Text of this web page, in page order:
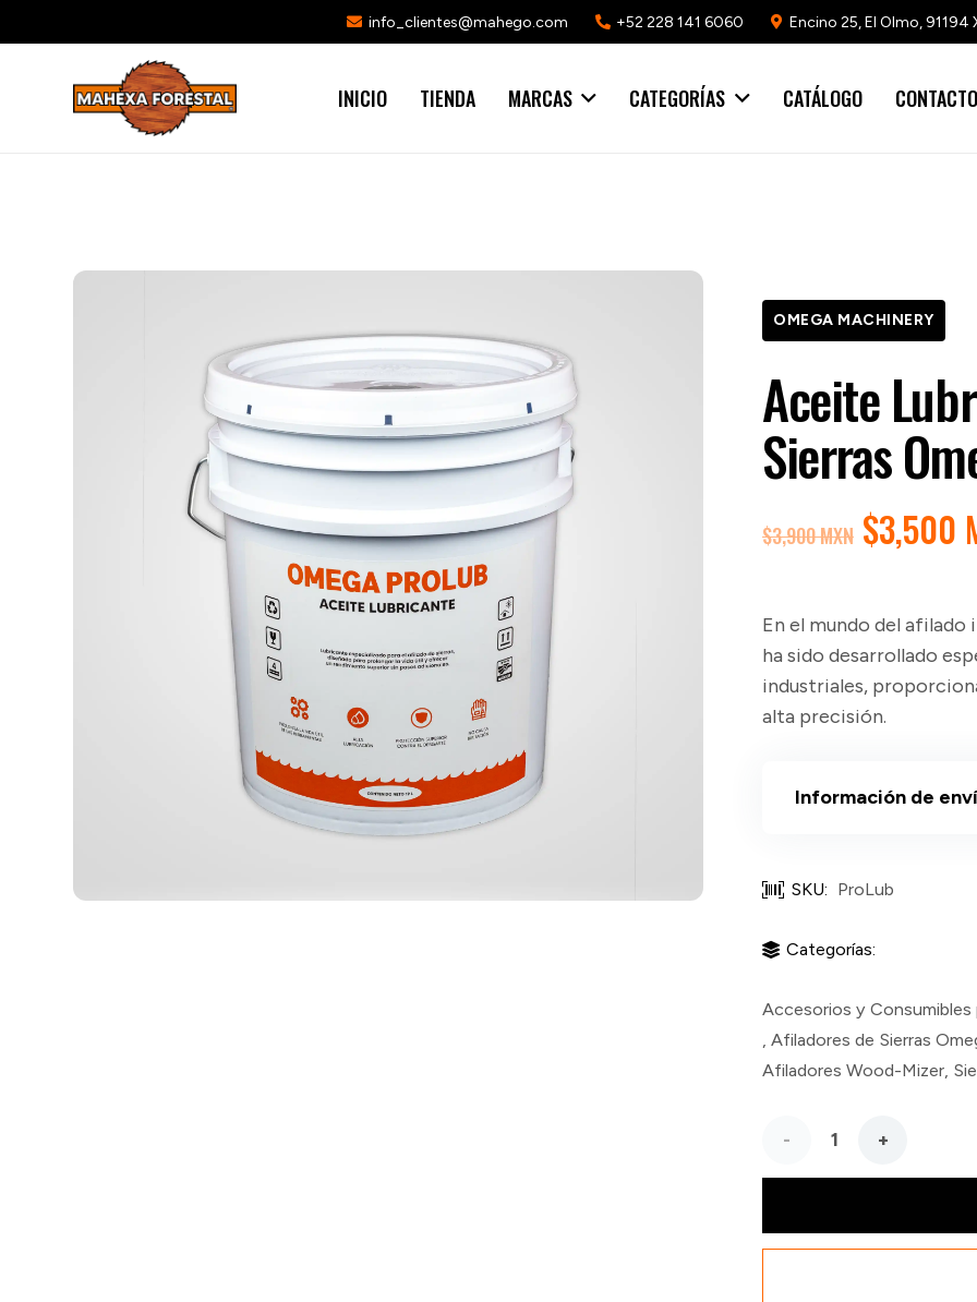
info_clientes@mahego.com +52 228 141 6060 Encino 25, El Olmo, 91194
INICIO TIENDA MARCAS CATEGORÍAS CATÁLOGO CONTACTO
OMEGA MACHINERY
Aceite
Sierras
$3,900 MXN EL
PRECIO
ERA:
$3,900
$3,500
En el mundo del
ha sido desarrollado
industriales,
alta precisión.
Información de
SKU: ProLub
Categorías:
Accesorios y Consumibles
, Afiladores de Sierras
Afiladores Wood-Mizer,
Aceite
para